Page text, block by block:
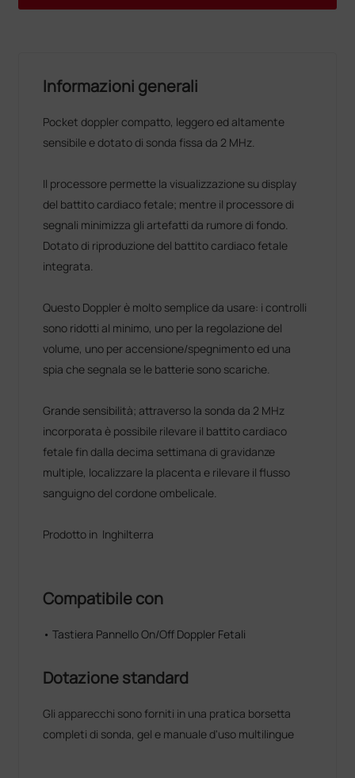
Informazioni generali
Pocket doppler compatto, leggero ed altamente
sensibile e dotato di sonda fissa da 2 MHz.
Il processore permette la visualizzazione su display
del battito cardiaco fetale; mentre il processore di
segnali minimizza gli artefatti da rumore di fondo.
Dotato di riproduzione del battito cardiaco fetale
integrata.
Questo Doppler è molto semplice da usare: i controlli
sono ridotti al minimo, uno per la regolazione del
volume, uno per accensione/spegnimento ed una
spia che segnala se le batterie sono scariche.
Grande sensibilità; attraverso la sonda da 2 MHz
incorporata è possibile rilevare il battito cardiaco
fetale fin dalla decima settimana di gravidanze
multiple, localizzare la placenta e rilevare il flusso
sanguigno del cordone ombelicale.
Prodotto in Inghilterra
Compatibile con
• Tastiera Pannello On/Off Doppler Fetali
Dotazione standard
Gli apparecchi sono forniti in una pratica borsetta
completi di sonda, gel e manuale d'uso multilingue